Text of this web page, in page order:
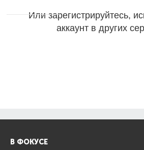
Или зарегистрируйтесь,
аккаунт в других
В ФОКУСЕ